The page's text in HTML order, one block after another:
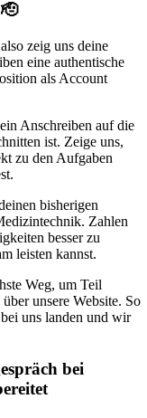
zeig uns deine
eine authentische
als Account
Anschreiben auf die
ist. Zeige uns,
zu den Aufgaben
bisherigen
Zahlen
besser zu
leisten kannst.
Weg, um Teil
unsere Website. So
uns landen und wir
bei